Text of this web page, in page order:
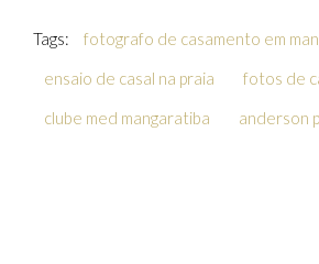
Tags:
fotografo de casamento em
ensaio de casal na praia
fotos de
clube med mangaratiba
anderson